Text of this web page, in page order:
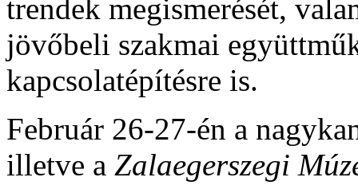
trendek megismerését,
jövőbeli szakmai
kapcsolatépítésre is.
Február 26-27-én a
illetve a Zalaegerszegi